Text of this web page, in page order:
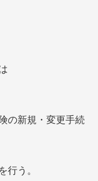
の新規・変更手続
行う。